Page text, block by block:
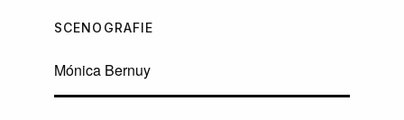
SCENOGRAFIE
Mónica Bernuy